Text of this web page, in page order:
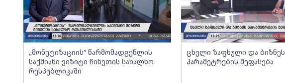
„მონეტიზაციის“ წარმომადგენლის
საქმიანი ვიზიტი ჩინეთის სახალხო
რესპუბლიკაში
ცხელი ზაფხული და ბიზნეს
პარამეტრების შეფასება